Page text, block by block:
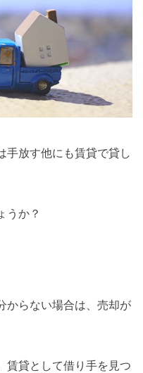
手放す他にも賃貸で貸し
うか？
からない場合は、売却が
賃貸として借り手を見つ